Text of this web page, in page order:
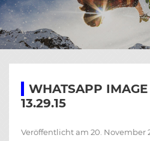
WHATSAPP
13.29.15
Veröffentlicht am 20. November